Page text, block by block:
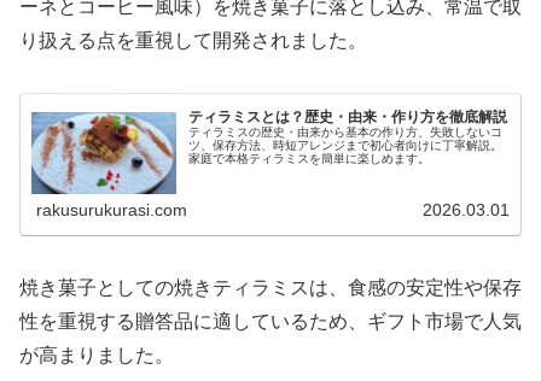
ーネとコーヒー風味）を焼き菓子に落とし込み、常温で取
り扱える点を重視して開発されました。
ティラミスとは？歴史・由来・作り方を徹底解説
ティラミスの歴史・由来から基本の作り方、失敗しないコ
ツ、保存方法、時短アレンジまで初心者向けに丁寧解説。
家庭で本格ティラミスを簡単に楽しめます。
rakusurukurasi.com 2026.03.01
焼き菓子としての焼きティラミスは、食感の安定性や保存
性を重視する贈答品に適しているため、ギフト市場で人気
が高まりました。